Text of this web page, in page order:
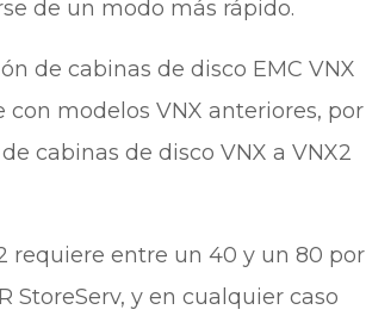
de un modo más rápido.
de cabinas de disco EMC VNX
modelos VNX anteriores, por
cabinas de disco VNX a VNX2
requiere entre un 40 y un 80 por
StoreServ, y en cualquier caso